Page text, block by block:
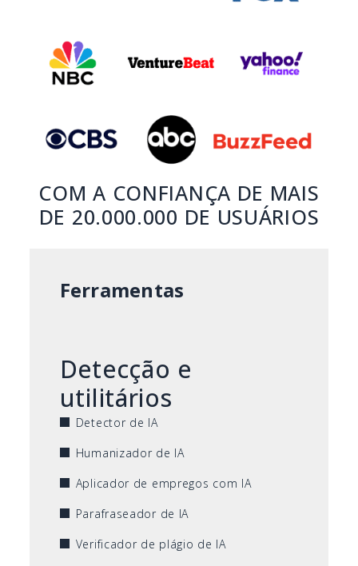
COM A CONFIANÇA DE MAIS
DE 20.000.000 DE USUÁRIOS
Ferramentas
Detecção e
utilitários
Detector de IA
Humanizador de IA
Aplicador de empregos com IA
Parafraseador de IA
Verificador de plágio de IA